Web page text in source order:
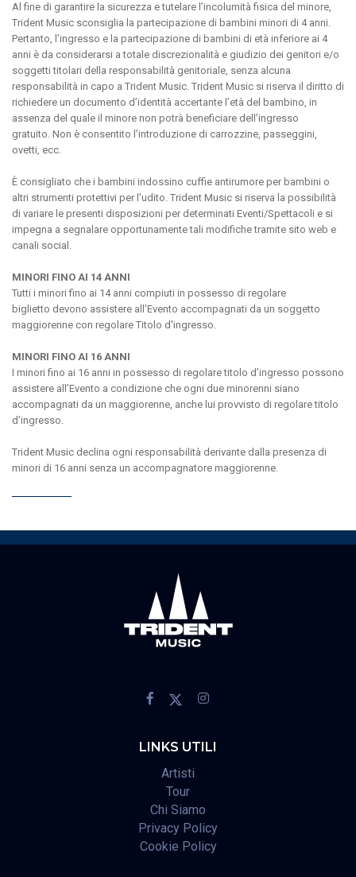
Al fine di garantire la sicurezza e tutelare l’incolumità fisica del minore,
Trident Music sconsiglia la partecipazione di bambini minori di 4 anni.
Pertanto, l’ingresso e la partecipazione di bambini di età inferiore ai 4
anni è da considerarsi a totale discrezionalità e giudizio dei genitori e/o
soggetti titolari della responsabilità genitoriale, senza alcuna
responsabilità in capo a Trident Music. Trident Music si riserva il diritto di
richiedere un documento d’identità accertante l’età del bambino, in
assenza del quale il minore non potrà beneficiare dell’ingresso
gratuito. Non è consentito l’introduzione di carrozzine, passeggini,
ovetti, ecc.
È consigliato che i bambini indossino cuffie antirumore per bambini o
altri strumenti protettivi per l’udito. Trident Music si riserva la possibilità
di variare le presenti disposizioni per determinati Eventi/Spettacoli e si
impegna a segnalare opportunamente tali modifiche tramite sito web e
canali social.
MINORI FINO AI 14 ANNI
Tutti i minori fino ai 14 anni compiuti in possesso di regolare
biglietto devono assistere all'Evento accompagnati da un soggetto
maggiorenne con regolare Titolo d'ingresso.
MINORI FINO AI 16 ANNI
I minori fino ai 16 anni in possesso di regolare titolo d’ingresso possono
assistere all’Evento a condizione che ogni due minorenni siano
accompagnati da un maggiorenne, anche lui provvisto di regolare titolo
d’ingresso.
Trident Music declina ogni responsabilità derivante dalla presenza di
minori di 16 anni senza un accompagnatore maggiorenne.
LINKS UTILI
Artisti
Tour
Chi Siamo
Privacy Policy
Cookie Policy